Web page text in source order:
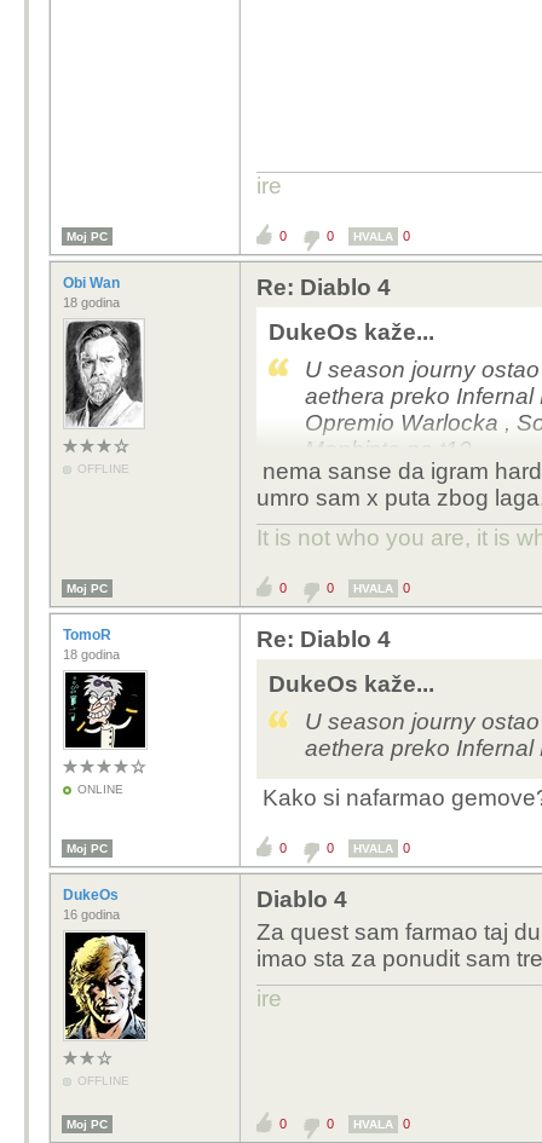
ire
Moj PC 0 0 HVALA 0
Obi Wan
18 godina
OFFLINE
Re: Diablo 4
DukeOs kaže...
U season journy
aethera preko
Opremio Warlocka ,
Mephista na t12 .
Daleko najlaksi je
Rijesi Mephista za
nego borba.
Digao sve klase do
chestova koje sam
Da je war plans
Resursa ne
zabavnijem jer mozes
Mislim da je vrijeme
nema sanse da igram
umro sam x puta zbog
It is not who you are, it is
Moj PC 0 0 HVALA 0
TomoR
18 godina
ONLINE
Re: Diablo 4
DukeOs kaže...
U season journy
aethera preko
Kako si nafarmao
Moj PC 0 0 HVALA 0
DukeOs
16 godina
OFFLINE
Diablo 4
Za quest sam farmao taj
imao sta za ponudit sam
ire
Moj PC 0 0 HVALA 0